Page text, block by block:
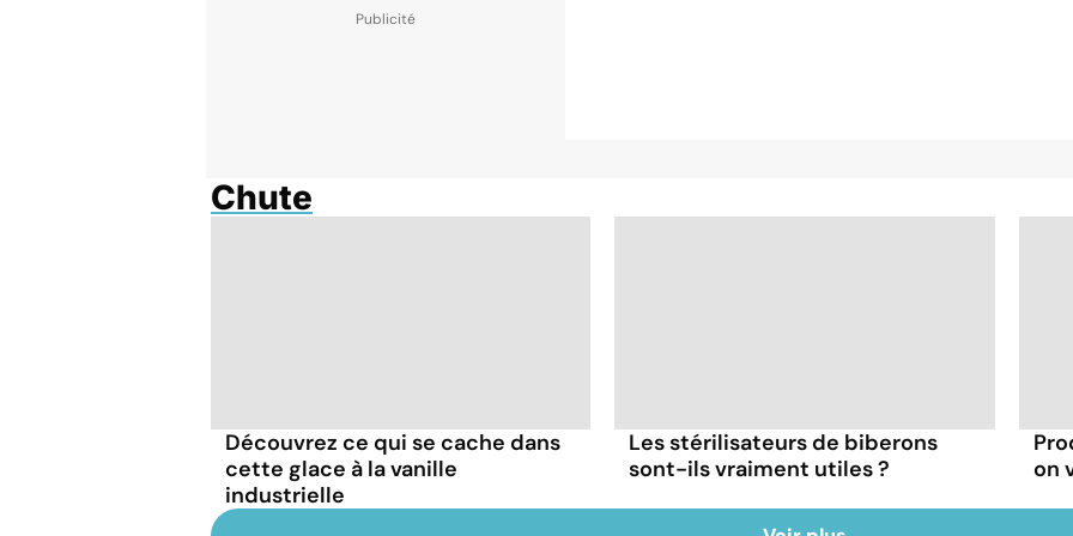
Chute
Découvrez ce qui se cache dans
cette glace à la vanille
industrielle
Les stérilisateurs de biberons
sont-ils vraiment utiles ?
on